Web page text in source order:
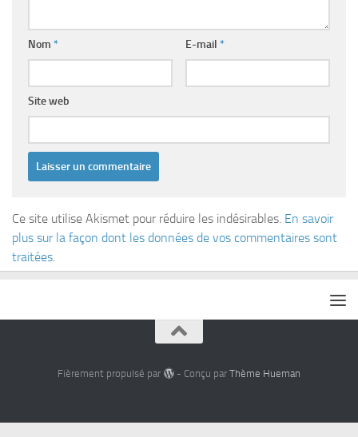
Nom * E-mail *
Site web
Ce site utilise Akismet pour réduire les indésirables. En savoir
plus sur la façon dont les données de vos commentaires sont
traitées.
Fièrement propulsé par - Conçu par Thème Hueman